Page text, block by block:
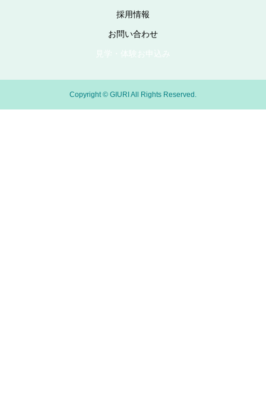
採用情報
お問い合わせ
見学・体験お申込み
Copyright © GIURI All Rights Reserved.